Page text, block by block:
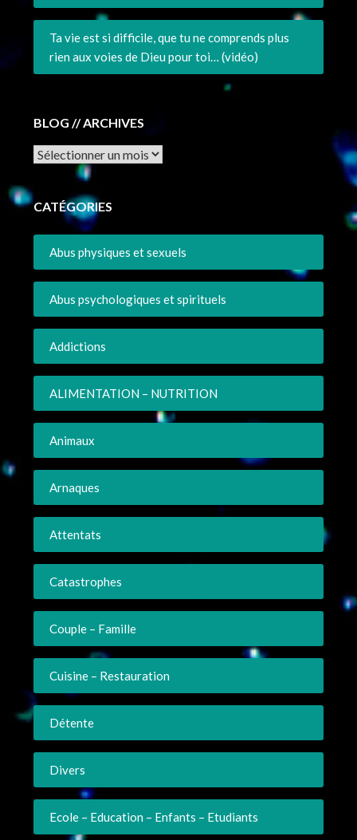
Ta vie est si difficile, que tu ne comprends plus
rien aux voies de Dieu pour toi… (vidéo)
BLOG // ARCHIVES
Archives
CATÉGORIES
Abus physiques et sexuels
Abus psychologiques et spirituels
Addictions
ALIMENTATION – NUTRITION
Animaux
Arnaques
Attentats
Catastrophes
Couple – Famille
Cuisine – Restauration
Détente
Divers
Ecole – Education – Enfants – Etudiants